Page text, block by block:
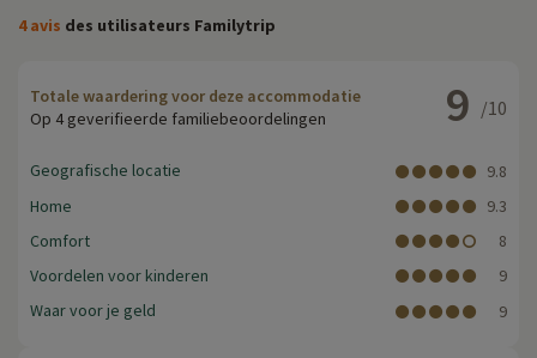
4 avis des utilisateurs Familytrip
Totale waardering voor deze accommodatie
Op 4 geverifieerde familiebeoordelingen
9 /10
Geografische locatie
9.8
Home
9.3
Comfort
8
Voordelen voor kinderen
9
Waar voor je geld
9